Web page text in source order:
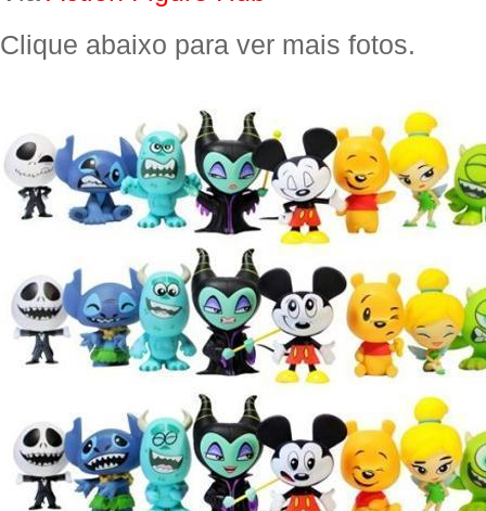
Clique abaixo para ver mais fotos.